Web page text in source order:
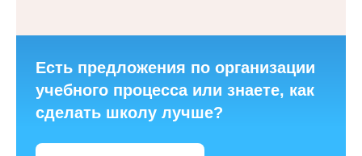
Есть предложения по организации
учебного процесса или знаете, как
сделать школу лучше?